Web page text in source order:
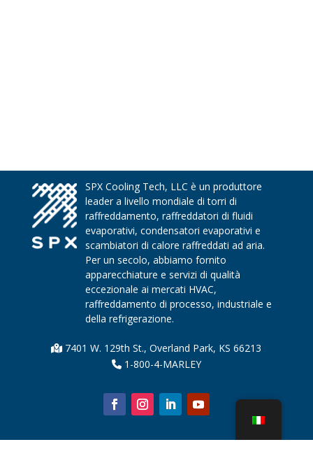
SPX Cooling Tech, LLC è un produttore
leader a livello mondiale di torri di
raffreddamento, raffreddatori di fluidi
evaporativi, condensatori evaporativi e
scambiatori di calore raffreddati ad aria.
Per un secolo, abbiamo fornito
apparecchiature e servizi di qualità
eccezionale ai mercati HVAC,
raffreddamento di processo, industriale e
della refrigerazione.
7401 W. 129th St., Overland Park, KS 66213
1-800-4-MARLEY